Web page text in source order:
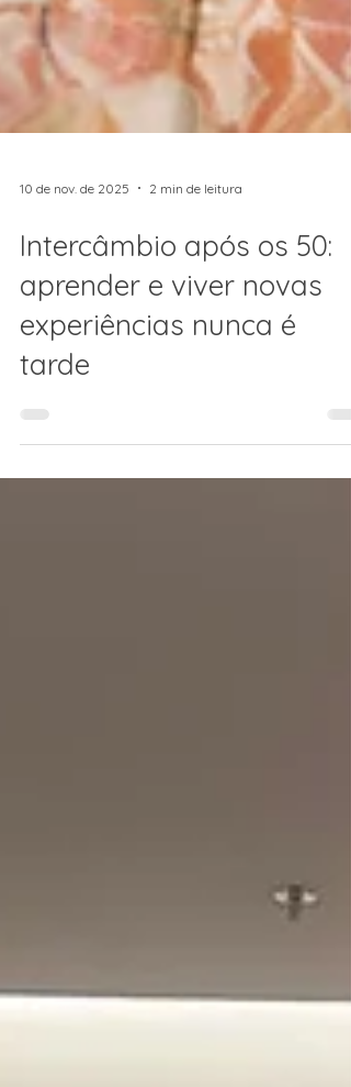
10 de nov. de 2025 2 min de leitura
Intercâmbio após os 50:
aprender e viver novas
tarde